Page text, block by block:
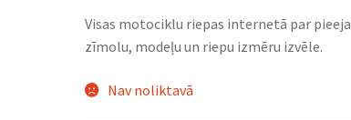
Visas motociklu riepas internetā par
zīmolu, modeļu un riepu izmēru izvēle.
Nav noliktavā